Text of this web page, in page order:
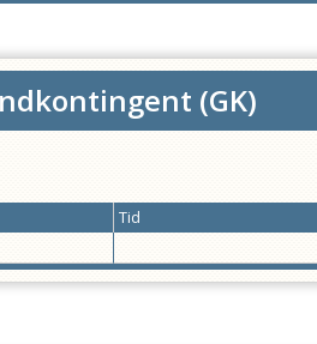
(GK)
Tid